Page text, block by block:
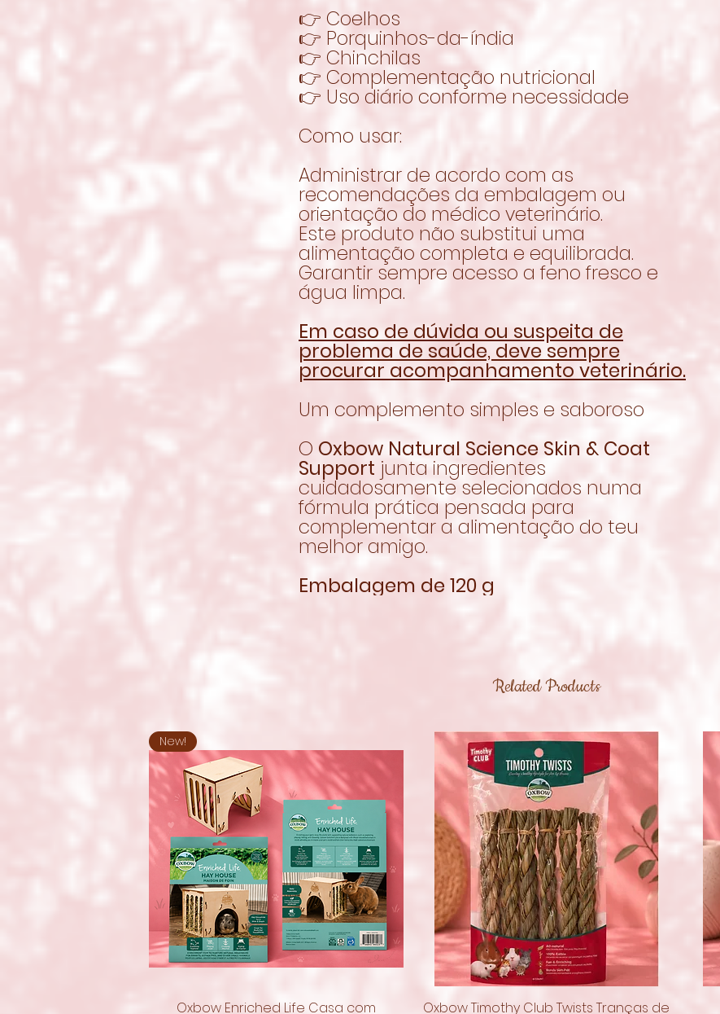
👉 Coelhos
👉 Porquinhos-da-índia
👉 Chinchilas
👉 Complementação nutricional
👉 Uso diário conforme necessidade
Como usar:
Administrar de acordo com as
recomendações da embalagem ou
orientação do médico veterinário.
Este produto não substitui uma
alimentação completa e equilibrada.
Garantir sempre acesso a feno fresco e
água limpa.
Em caso de dúvida ou suspeita de
problema de saúde, deve sempre
procurar acompanhamento veterinário.
Um complemento simples e saboroso
O Oxbow Natural Science Skin & Coat
Support junta ingredientes
cuidadosamente selecionados numa
fórmula prática pensada para
complementar a alimentação do teu
melhor amigo.
Embalagem de 120 g
Related Products
Quick View
New!
Oxbow Enriched Life Casa com Quick View
Oxbow Timothy Club Twists Tranças de